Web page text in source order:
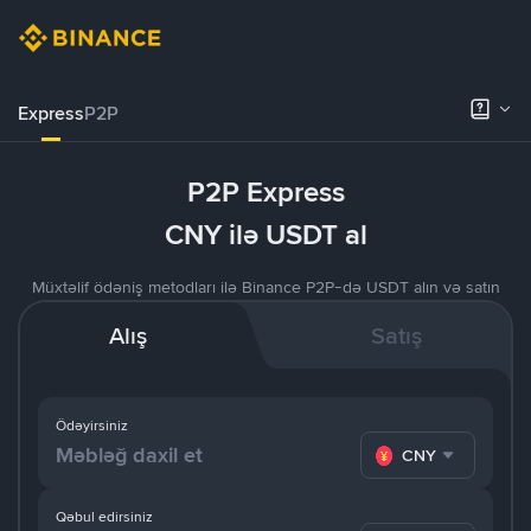
ExpressP2P
P2P Express
CNY ilə USDT al
Müxtəlif ödəniş metodları ilə Binance P2P-də USDT alın və satın
Alış Satış
Ödəyirsiniz
CNY
Qəbul edirsiniz